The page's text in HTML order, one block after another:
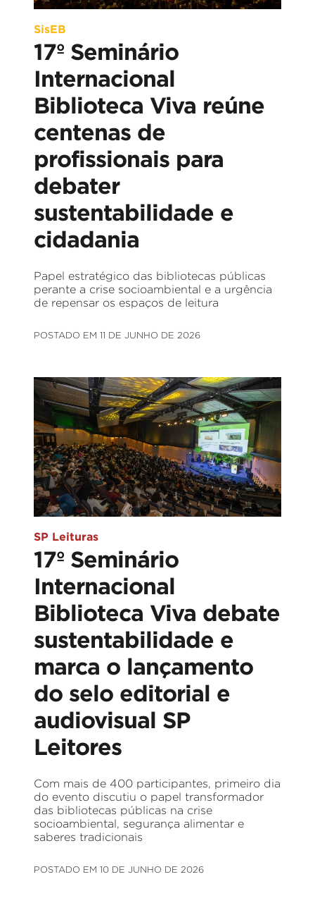
SisEB
17º Seminário
Internacional
Biblioteca Viva reúne
centenas de
profissionais para
debater
sustentabilidade e
cidadania
Papel estratégico das bibliotecas públicas
perante a crise socioambiental e a urgência
de repensar os espaços de leitura
POSTADO EM 11 DE JUNHO DE 2026
SP Leituras
17º Seminário
Internacional
Biblioteca Viva debate
sustentabilidade e
marca o lançamento
do selo editorial e
audiovisual SP
Leitores
Com mais de 400 participantes, primeiro dia
do evento discutiu o papel transformador
das bibliotecas públicas na crise
socioambiental, segurança alimentar e
saberes tradicionais
POSTADO EM 10 DE JUNHO DE 2026